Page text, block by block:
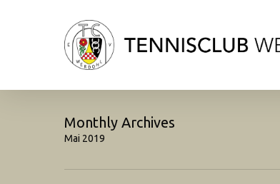
Monthly Archives
Mai 2019